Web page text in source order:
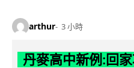
arthur 3 小時
丹麥高中新例:回